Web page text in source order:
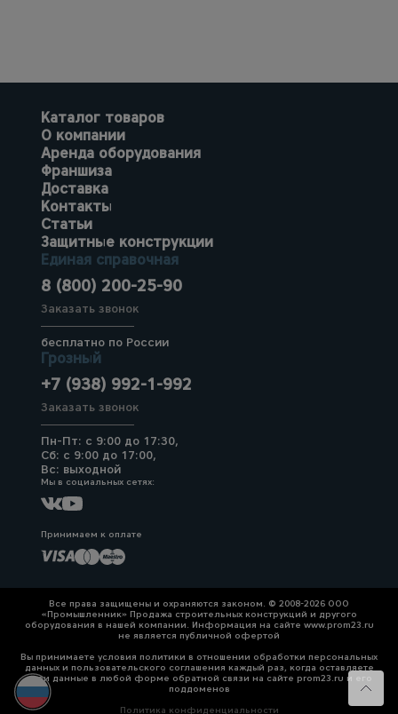
Каталог товаров
О компании
Аренда оборудования
Франшиза
Доставка
Контакты
Статьи
Защитные конструкции
Единая справочная
8 (800) 200-25-90
Заказать звонок
бесплатно по России
Грозный
+7 (938) 992-1-992
Заказать звонок
Пн-Пт: с 9:00 до 17:30,
Сб: с 9:00 до 17:00,
Вс: выходной
Мы в социальных сетях:
Принимаем к оплате
Все права защищены и охраняются законом. © 2008-2026 ООО
«Промышленник» Продажа строительных конструкций и другого
оборудования в нашей компании. Информация на сайте www.prom23.ru
не является публичной офертой
Вы принимаете условия политики в отношении обработки персональных
данных и пользовательского соглашения каждый раз, когда оставляете
свои данные в любой форме обратной связи на сайте prom23.ru и его
поддоменов
Политика конфиденциальности